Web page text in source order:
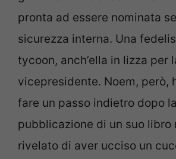
pronta ad essere nominata
sicurezza interna. Una
tycoon, anch’ella in lizza per
vicepresidente. Noem, però,
fare un passo indietro dopo la
pubblicazione di un suo libro
rivelato di aver ucciso un